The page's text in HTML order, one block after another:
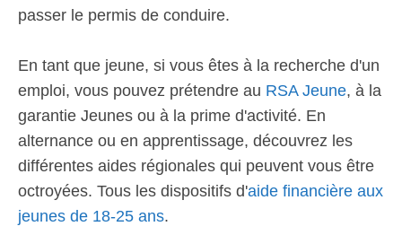
passer le permis de conduire.
En tant que jeune, si vous êtes à la recherche d'un
emploi, vous pouvez prétendre au RSA Jeune, à la
garantie Jeunes ou à la prime d'activité. En
alternance ou en apprentissage, découvrez les
différentes aides régionales qui peuvent vous être
octroyées. Tous les dispositifs d'aide financière aux
jeunes de 18-25 ans.